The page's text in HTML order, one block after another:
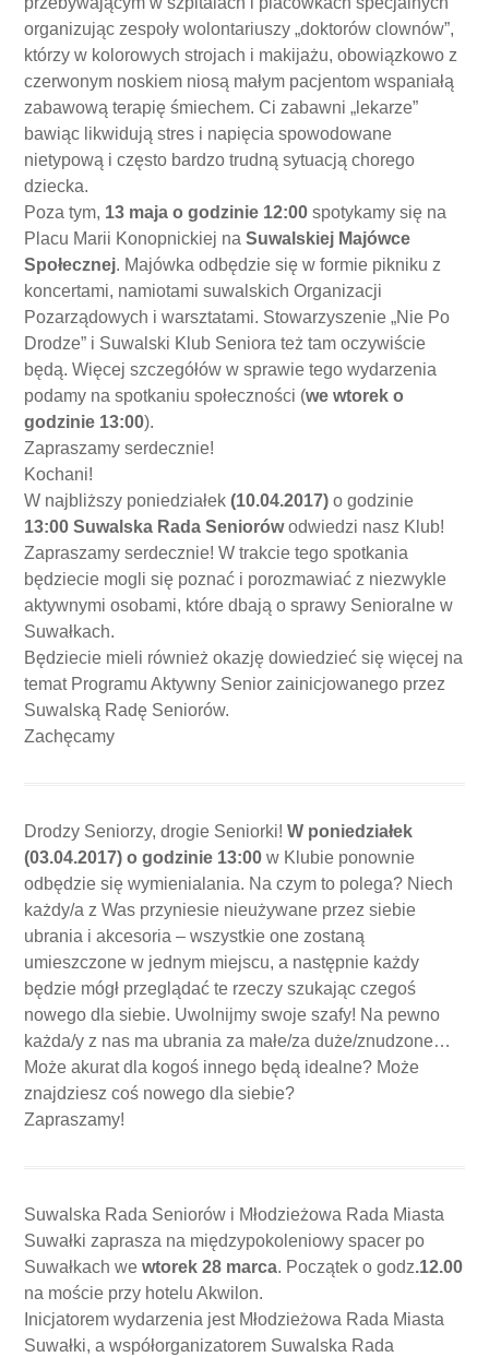
organizując zespoły wolontariuszy „doktorów clownów”,
którzy w kolorowych strojach i makijażu, obowiązkowo z
czerwonym noskiem niosą małym pacjentom wspaniałą
zabawową terapię śmiechem. Ci zabawni „lekarze”
bawiąc likwidują stres i napięcia spowodowane
nietypową i często bardzo trudną sytuacją chorego
dziecka.
Poza tym, 13 maja o godzinie 12:00 spotykamy się na
Placu Marii Konopnickiej naSuwalskiej Majówce
Społecznej. Majówka odbędzie się w formie pikniku z
koncertami, namiotami suwalskich Organizacji
Pozarządowych i warsztatami. Stowarzyszenie „Nie Po
Drodze” i Suwalski Klub Seniora też tam oczywiście
będą. Więcej szczegółów w sprawie tego wydarzenia
podamy na spotkaniu społeczności (we wtorek o
godzinie 13:00).
Zapraszamy serdecznie!
Kochani!
W najbliższy poniedziałek(10.04.2017) o godzinie
13:00Suwalska Rada Seniorówodwiedzi nasz Klub!
Zapraszamy serdecznie! W trakcie tego spotkania
będziecie mogli się poznać i porozmawiać z niezwykle
aktywnymi osobami, które dbają o sprawy Senioralne w
Suwałkach.
Będziecie mieli również okazję dowiedzieć się więcej na
temat Programu Aktywny Senior zainicjowanego przez
Suwalską Radę Seniorów.
Zachęcamy
Drodzy Seniorzy, drogie Seniorki! W poniedziałek
(03.04.2017) o godzinie 13:00 w Klubie ponownie
odbędzie się wymienialania. Na czym to polega? Niech
każdy/a z Was przyniesie nieużywane przez siebie
ubrania i akcesoria – wszystkie one zostaną
umieszczone w jednym miejscu, a następnie każdy
będzie mógł przeglądać te rzeczy szukając czegoś
nowego dla siebie. Uwolnijmy swoje szafy! Na pewno
każda/y z nas ma ubrania za małe/za duże/znudzone…
Może akurat dla kogoś innego będą idealne? Może
znajdziesz coś nowego dla siebie?
Zapraszamy!
Suwalska Rada Seniorów i Młodzieżowa Rada Miasta
Suwałki zaprasza na międzypokoleniowy spacer po
Suwałkach wewtorek 28 marca. Początek o godz.12.00
na moście przy hotelu Akwilon.
Inicjatorem wydarzenia jest Młodzieżowa Rada Miasta
Suwałki, a współorganizatorem Suwalska Rada